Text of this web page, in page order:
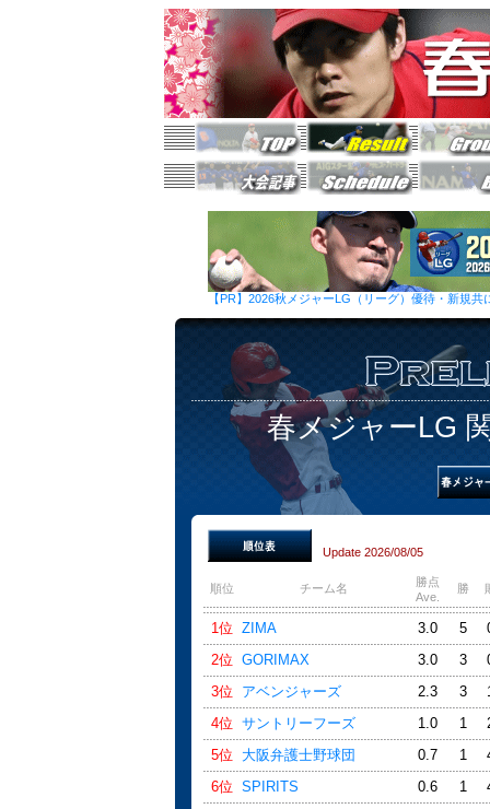
【PR】2026秋メジャーLG（リーグ）優待・新規
春メジャーLG
Update 2026/08/05
順位 チーム名
勝点
Ave.
勝
1位 ZIMA 3.0 5
2位 GORIMAX 3.0 3
3位
アベンジャーズ 2.3 3
4位 サントリーフーズ 1.0 1
5位
大阪弁護士野球団 0.7 1
6位 SPIRITS 0.6 1